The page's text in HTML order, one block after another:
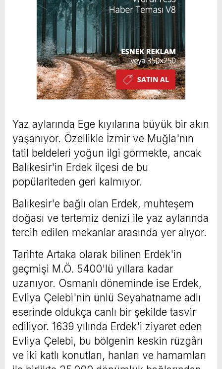
Yaz aylarında Ege kıyılarına büyük bir akın
yaşanıyor. Özellikle İzmir ve Muğla'nın
tatil beldeleri yoğun ilgi görmekte, ancak
Balıkesir'in Erdek ilçesi de bu
popülariteden geri kalmıyor.
Balıkesir'e bağlı olan Erdek, muhteşem
doğası ve tertemiz denizi ile yaz aylarında
tercih edilen mekanlar arasında yer alıyor.
Tarihte Artaka olarak bilinen Erdek'in
geçmişi M.Ö. 5400'lü yıllara kadar
uzanıyor. Osmanlı döneminde ise Erdek,
Evliya Çelebi'nin ünlü Seyahatname adlı
eserinde oldukça canlı bir şekilde tasvir
ediliyor. 1639 yılında Erdek'i ziyaret eden
Evliya Çelebi, bu bölgenin keskin rüzgârı
ve iki katlı konutları, hanları ve hamamları